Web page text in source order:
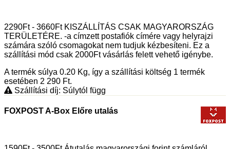
2290Ft - 3660Ft KISZÁLLÍTÁS CSAK MAGYARORSZÁG
TERÜLETÉRE. -a címzett postafiók címére vagy helyrajzi
számára szóló csomagokat nem tudjuk kézbesíteni. Ez a
szállítási mód csak 2000Ft vásárlás felett vehető igénybe.
A termék súlya 0.20 Kg, így a szállítási költség 1 termék
esetében 2 290 Ft.
Szállítási díj: Súlytól függ
FOXPOST A-Box Előre utalás